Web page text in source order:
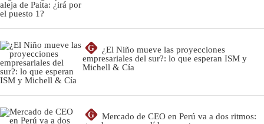
G
¿El Niño mueve las proyecciones
empresariales del sur?: lo que esperan ISM y
Michell & Cía
G
Mercado de CEO en Perú va a dos ritmos: